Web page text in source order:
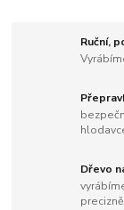
Ruční,
Dřevo